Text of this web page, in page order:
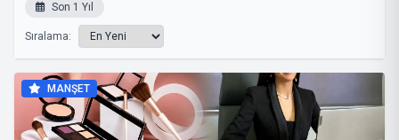
Son 1 Yıl
Sıralama:
MANŞET